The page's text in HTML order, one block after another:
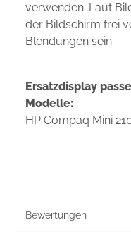
verwenden. Laut
der Bildschirm frei
Blendungen sein.
Ersatzdisplay
Modelle:
HP Compaq Mini
Bewertungen